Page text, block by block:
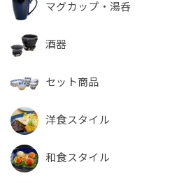
マグカップ・湯呑
酒器
セット商品
洋食スタイル
和食スタイル